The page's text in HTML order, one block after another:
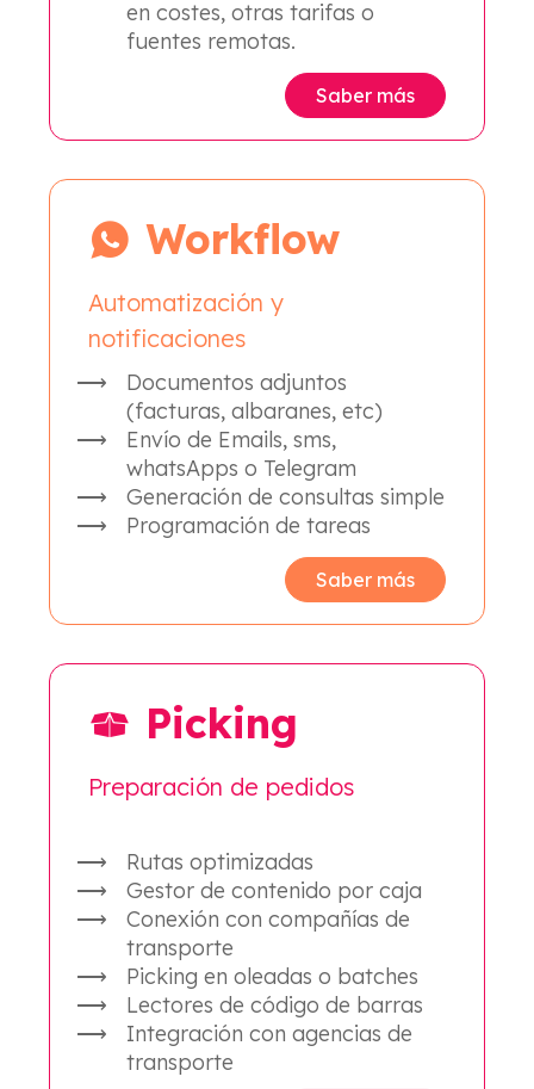
en costes, otras tarifas o
fuentes remotas.
Saber más
Workflow
Automatización y
notificaciones
Documentos adjuntos
(facturas, albaranes, etc)
Envío de Emails, sms,
whatsApps o Telegram
Generación de consultas simple
Programación de tareas
Saber más
Picking
Preparación de pedidos
Rutas optimizadas
Gestor de contenido por caja
Conexión con compañías de
transporte
Picking en oleadas o batches
Lectores de código de barras
Integración con agencias de
transporte